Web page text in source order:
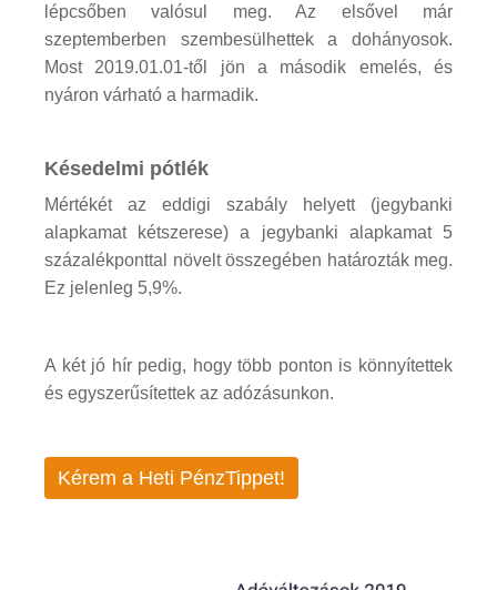
lépcsőben valósul meg. Az elsővel már
szeptemberben szembesülhettek a dohányosok.
Most 2019.01.01-től jön a második emelés, és
nyáron várható a harmadik.
Késedelmi pótlék
Mértékét az eddigi szabály helyett (jegybanki
alapkamat kétszerese) a jegybanki alapkamat 5
százalékponttal növelt összegében határozták meg.
Ez jelenleg 5,9%.
A két jó hír pedig, hogy több ponton is könnyítettek
és egyszerűsítettek az adózásunkon.
Kérem a Heti PénzTippet!